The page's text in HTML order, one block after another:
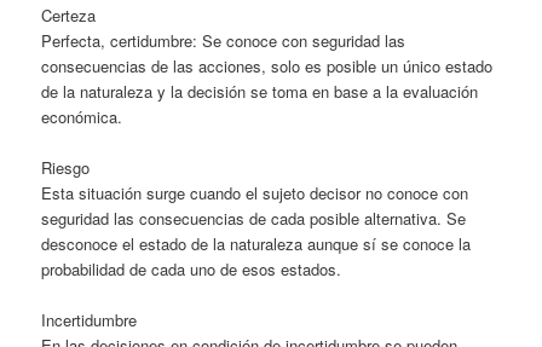
Certeza
Perfecta, certidumbre: Se conoce con seguridad las
consecuencias de las acciones, solo es posible un único estado
de la naturaleza y la decisión se toma en base a la evaluación
económica.
Riesgo
Esta situación surge cuando el sujeto decisor no conoce con
seguridad las consecuencias de cada posible alternativa. Se
desconoce el estado de la naturaleza aunque sí se conoce la
probabilidad de cada uno de esos estados.
Incertidumbre